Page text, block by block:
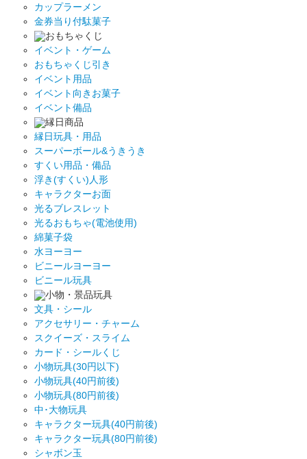
カップラーメン
金券当り付駄菓子
おもちゃくじ
イベント・ゲーム
おもちゃくじ引き
イベント用品
イベント向きお菓子
イベント備品
縁日商品
縁日玩具・用品
スーパーボール&うきうき
すくい用品・備品
浮き(すくい)人形
キャラクターお面
光るブレスレット
光るおもちゃ(電池使用)
綿菓子袋
水ヨーヨー
ビニールヨーヨー
ビニール玩具
小物・景品玩具
文具・シール
アクセサリー・チャーム
スクイーズ・スライム
カード・シールくじ
小物玩具(30円以下)
小物玩具(40円前後)
小物玩具(80円前後)
中･大物玩具
キャラクター玩具(40円前後)
キャラクター玩具(80円前後)
シャボン玉